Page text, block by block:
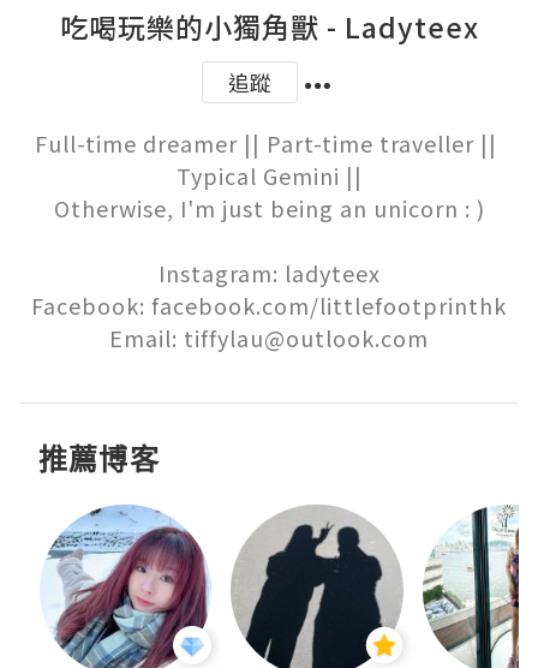
吃喝玩樂的小獨角獸 - Ladyteex
追蹤
Full-time dreamer || Part-time traveller ||
Typical Gemini ||
Otherwise, I'm just being an unicorn : )
Instagram: ladyteex
Facebook: facebook.com/littlefootprinthk
Email: tiffylau@outlook.com
推薦博客